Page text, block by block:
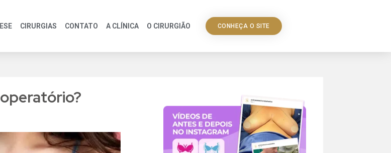
CIRURGIAS CONTATO A CLÍNICA O CIRURGIÃO CONHEÇA O SITE